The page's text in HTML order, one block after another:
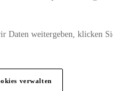
Daten weitergeben, klicken
verwalten